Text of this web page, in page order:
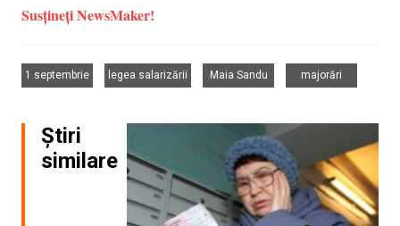
Susțineți NewsMaker!
1 septembrie
legea salarizării
Maia Sandu
majorări
Știri
similare